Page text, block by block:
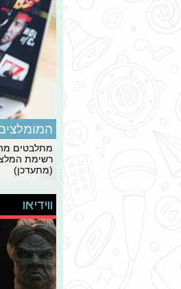
מתלבטים מה
רשימת
(מתעדכן)
ווידיאו